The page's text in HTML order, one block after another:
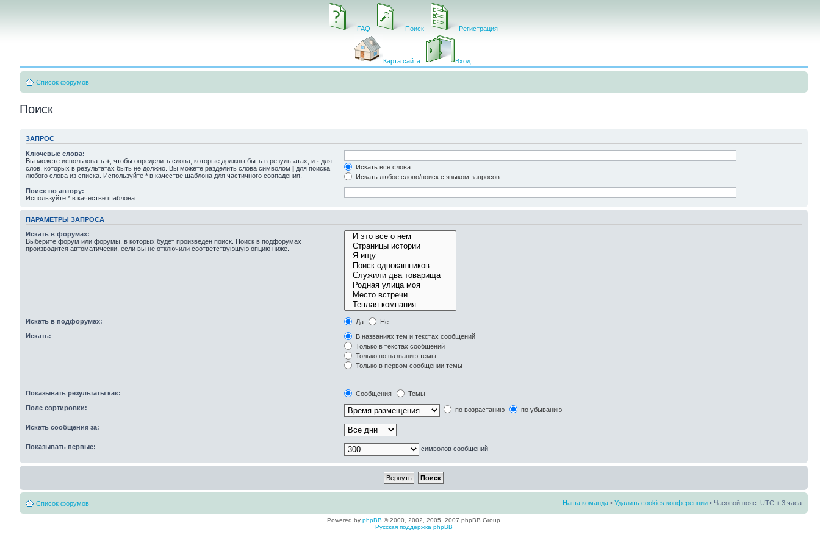
FAQ Поиск Регистрация
Карта сайта Вход
Список форумов
Поиск
ЗАПРОС
Ключевые слова:
Вы можете использовать + , чтобы определить слова, которые должны быть в результатах, и - для
слов, которых в результатах быть не должно. Вы можете разделить слова символом | для поиска
любого слова из списка. Используйте * в качестве шаблона для частичного совпадения.
Искать все слова
Искать любое слово/поиск с языком запросов
Поиск по автору:
Используйте * в качестве шаблона.
ПАРАМЕТРЫ ЗАПРОСА
Искать в форумах:
Выберите форум или форумы, в которых будет произведен поиск. Поиск в подфорумах
производится автоматически, если вы не отключили соответствующую опцию ниже.
Искать в подфорумах: Да
Нет
Искать:
В названиях тем и текстах сообщений
Только в текстах сообщений
Только по названию темы
Только в первом сообщении темы
Показывать результаты как: Сообщения
Темы
Поле сортировки:
по возрастанию по убыванию
Искать сообщения за:
Показывать первые: символов сообщений
Список форумов Наша команда • Удалить cookies конференции • Часовой пояс: UTC + 3 часа
Powered by phpBB © 2000, 2002, 2005, 2007 phpBB Group
Русская поддержка phpBB